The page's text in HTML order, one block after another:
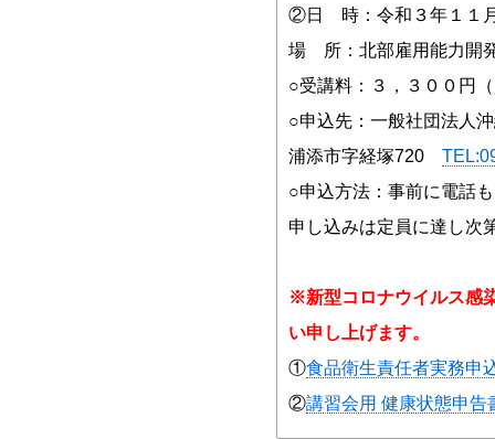
②日 時：令和３年１１
場 所：北部雇用能力開
○受講料：３，３００円
○申込先：一般社団法人
浦添市字経塚720
○申込方法：事前に電話
申し込みは定員に達し次
※新型コロナウイルス感
い申し上げます。
①食品衛生責任者実務申
②講習会用 健康状態申告